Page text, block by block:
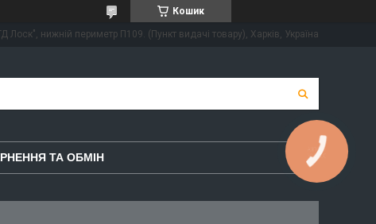
Кошик
Лоск", нижній периметр П109. (Пункт видачі товару), Харків, Україна
ТА ОБМІН
КНОПКА
ЗВ'ЯЗКУ